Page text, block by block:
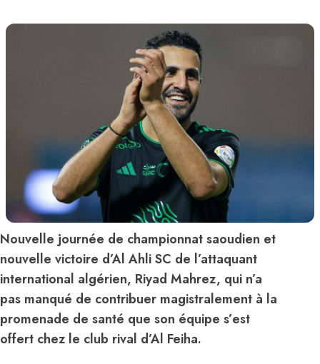
Nouvelle journée de championnat saoudien et
nouvelle victoire d’Al Ahli SC de l’attaquant
international algérien, Riyad Mahrez, qui n’a
pas manqué de contribuer magistralement à la
promenade de santé que son équipe s’est
offert chez le club rival d’Al Feiha.